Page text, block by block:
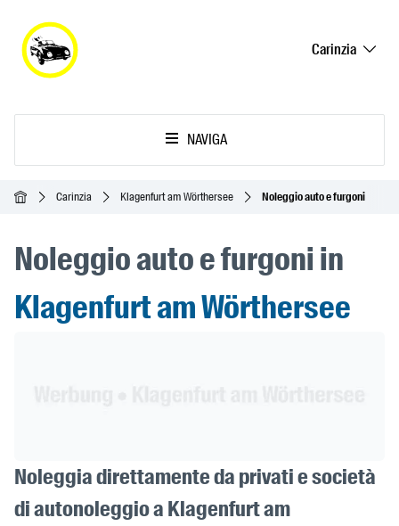
Carinzia
NAVIGA
Home Carinzia Klagenfurt am Wörthersee Noleggio auto e furgoni
Noleggio auto e furgoni in
Klagenfurt am Wörthersee
Noleggia direttamente da privati e società
di autonoleggio a Klagenfurt am